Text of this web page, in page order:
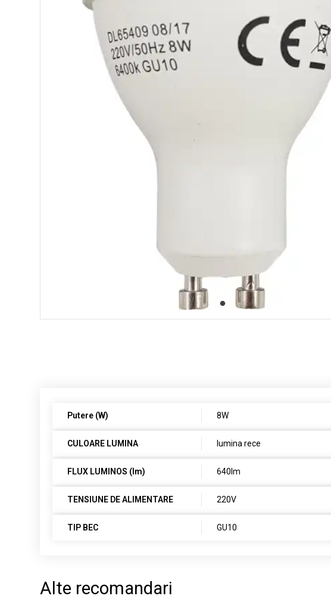
Putere (W) 8W
CULOARE LUMINA lumina rece
FLUX LUMINOS (lm) 640lm
TENSIUNE DE ALIMENTARE 220V
TIP BEC GU10
Alte recomandari